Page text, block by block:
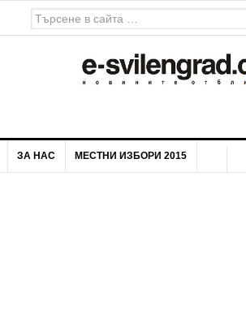
ЗА НАС МЕСТНИ ИЗБОРИ 2015